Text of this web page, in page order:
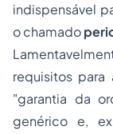
indispensável
o chamado
requisitos
"garantia da
genérico e,